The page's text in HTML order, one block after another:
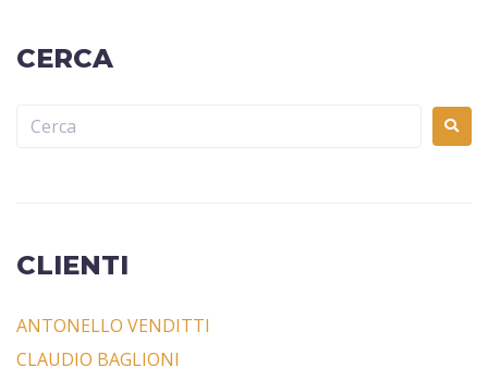
CERCA
CLIENTI
ANTONELLO VENDITTI
CLAUDIO BAGLIONI